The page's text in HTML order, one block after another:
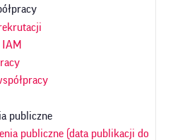
IAM
publiczne
publiczne (data publikacji do